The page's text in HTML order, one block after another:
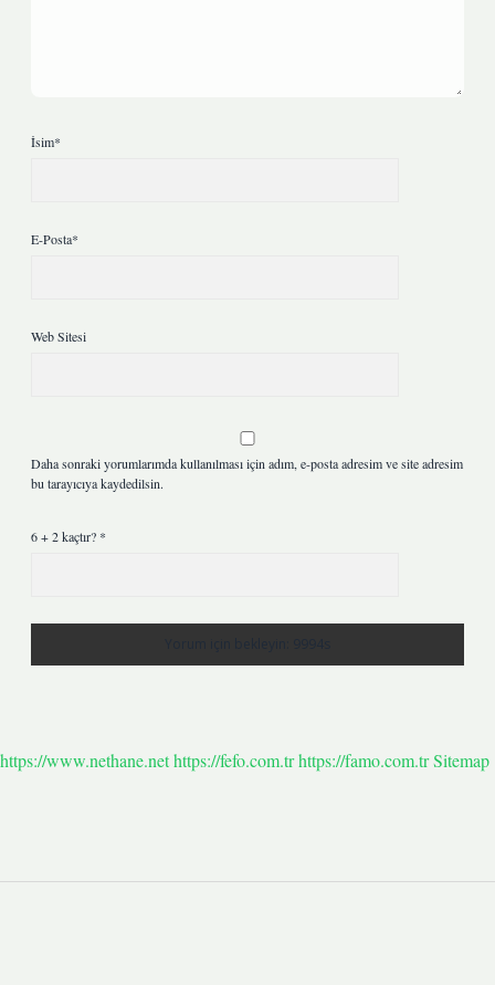
İsim*
E-Posta*
Web Sitesi
Daha sonraki yorumlarımda kullanılması için adım, e-posta adresim ve site adresim
bu tarayıcıya kaydedilsin.
6 + 2 kaçtır? *
https://www.nethane.nethttps://fefo.com.trhttps://famo.com.trSitemap